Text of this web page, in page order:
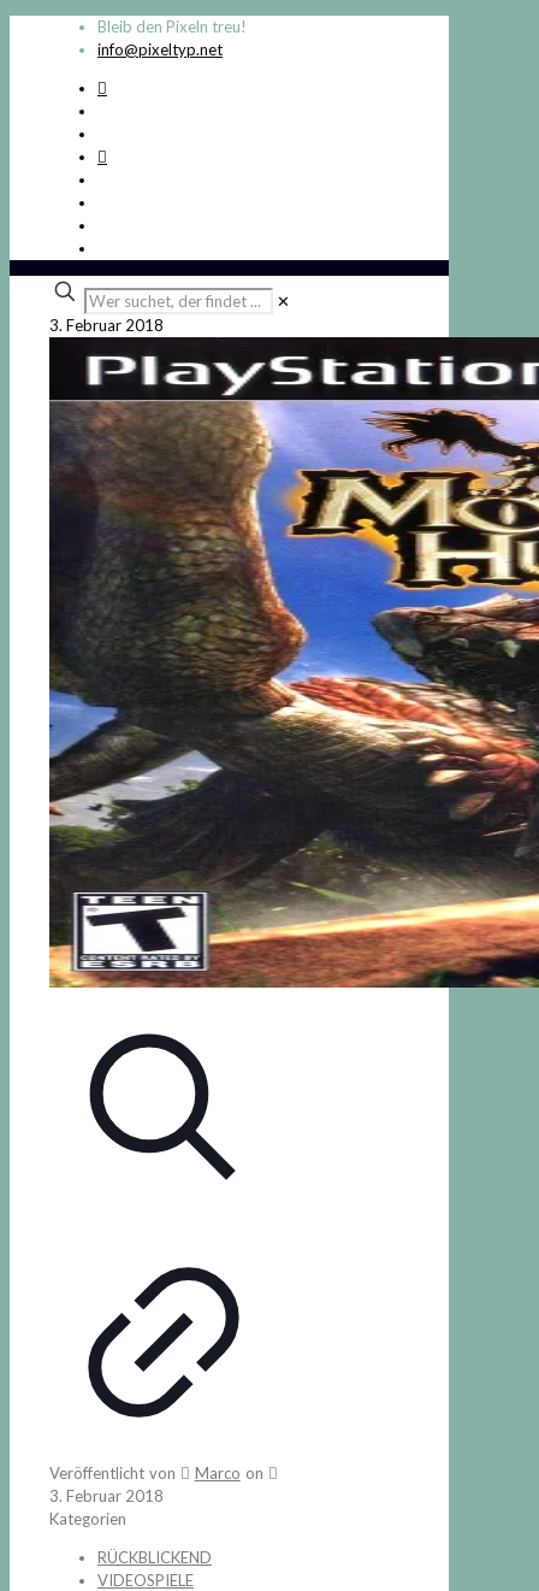
Bleib den Pixeln treu!
info@pixeltyp.net
Wer
suchet,
der
findet
✕
3. Februar 2018
Veröffentlicht von Marco on
3. Februar 2018
Kategorien
RÜCKBLICKEND
VIDEOSPIELE